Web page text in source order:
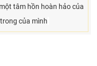
tâm hồn hoàn hảo của
của mình